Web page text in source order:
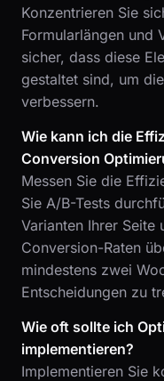
Konzentrieren Sie
Formularlängen und
sicher, dass diese
gestaltet sind, um
verbessern.
Wie kann ich die
Conversion
Messen Sie die
Sie A/B-Tests
Varianten Ihrer Seite
Conversion-Raten
mindestens zwei
Entscheidungen zu
Wie oft sollte ich
implementieren?
Implementieren Sie